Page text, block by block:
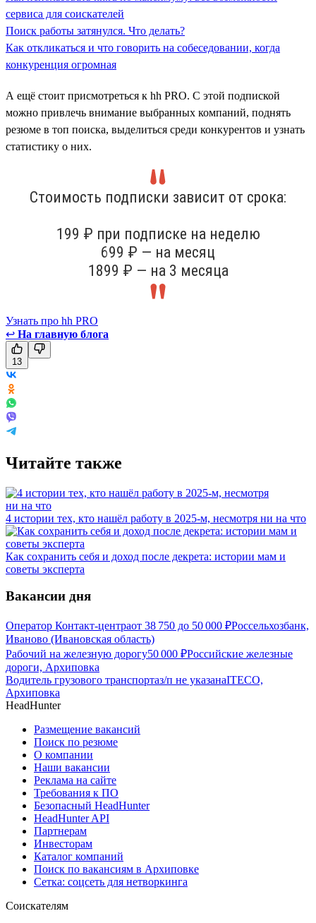
сервиса для соискателей
Поиск работы затянулся. Что делать?
Как откликаться и что говорить на собеседовании, когда
конкуренция огромная
А ещё стоит присмотреться к hh PRO. С этой подпиской
можно привлечь внимание выбранных компаний, поднять
резюме в топ поиска, выделиться среди конкурентов и узнать
статистику о них.
Стоимость подписки зависит от срока:
199 ₽ при подписке на неделю
699 ₽ — на месяц
1899 ₽ — на 3 месяца
Узнать про hh PRO
↩ На главную блога
13
Читайте также
4 истории тех, кто нашёл работу в 2025-м, несмотря ни на что
Как сохранить себя и доход после декрета: истории мам и
советы эксперта
Вакансии дня
Оператор Контакт-центраот 38 750 до 50 000 ₽Россельхозбанк,
Иваново (Ивановская область)
Рабочий на железную дорогу50 000 ₽Российские железные
дороги, Архиповка
Водитель грузового транспортаз/п не указанаITECO,
Архиповка
HeadHunter
Размещение вакансий
Поиск по резюме
О компании
Наши вакансии
Реклама на сайте
Требования к ПО
Безопасный HeadHunter
HeadHunter API
Партнерам
Инвесторам
Каталог компаний
Поиск по вакансиям в Архиповке
Сетка: соцсеть для нетворкинга
Соискателям